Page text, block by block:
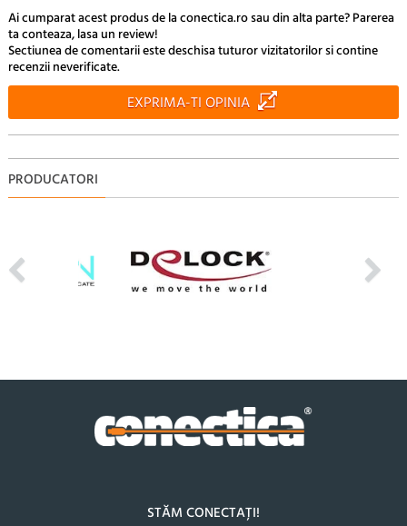
Ai cumparat acest produs de la conectica.ro sau din alta parte? Parerea
ta conteaza, lasa un review!
Sectiunea de comentarii este deschisa tuturor vizitatorilor si contine
recenzii neverificate.
EXPRIMA-TI OPINIA
PRODUCATORI
STĂM CONECTAȚI!